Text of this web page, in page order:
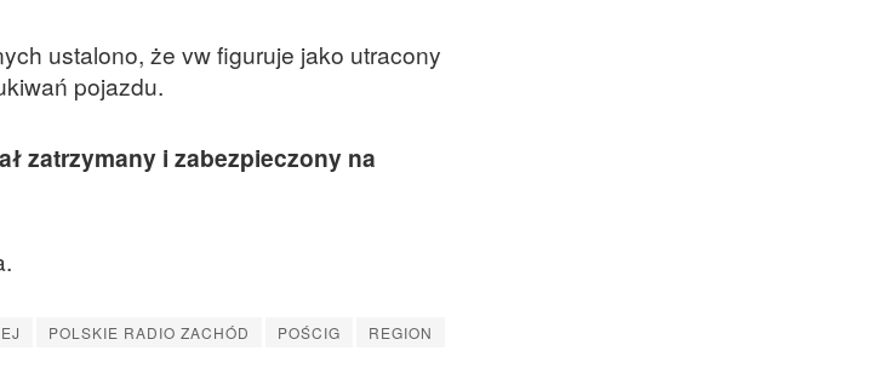
ustalono, że vw figuruje jako utracony
pojazdu.
zatrzymany i zabezpieczony na
POLSKIE RADIO ZACHÓD POŚCIG REGION